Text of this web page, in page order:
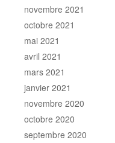
novembre 2021
octobre 2021
mai 2021
avril 2021
mars 2021
janvier 2021
novembre 2020
octobre 2020
septembre 2020